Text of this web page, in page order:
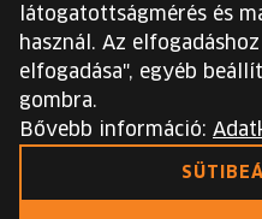
Általános Szerződési
Feltételek
Sütikezelési Szabályzat
Adatvédelmi Szabályzat
Ezt a webhelyet a
látogatottságmérés és
használ. Az
elfogadása", egyéb
gombra.
Bővebb információ: